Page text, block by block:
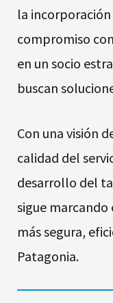
la
compromiso
en un socio
buscan
Con una visión
calidad del
desarrollo del
sigue marcando
más segura,
Patagonia.